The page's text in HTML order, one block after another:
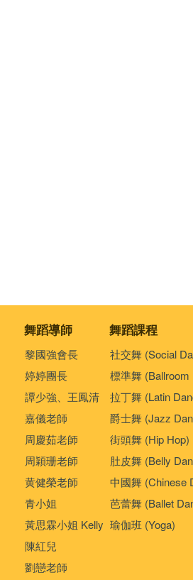
舞蹈導師 舞蹈課程
黎國強會長
婷婷團長
譚少強、王鳳清
嘉儀老師
周慶茹老師
周穎珊老師
黄健榮老師
青小姐
黃思霖小姐 Kelly
陳紅兒
劉戀老師
社交舞 (Social
標準舞 (Ballroom
拉丁舞 (Latin
爵士舞 (Jazz
街頭舞 (Hip Hop)
肚皮舞 (Belly
中國舞 (Chinese
芭蕾舞 (Ballet
瑜伽班 (Yoga)